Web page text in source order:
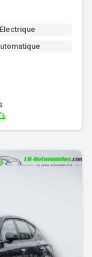
Électrique